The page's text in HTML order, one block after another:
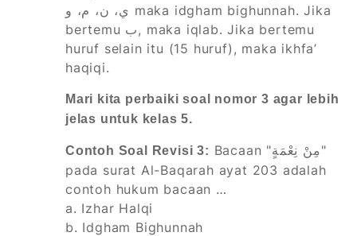
ي، ن، م، و maka idgham bighunnah. Jika
bertemu ب, maka iqlab. Jika bertemu
huruf selain itu (15 huruf), maka ikhfa’
haqiqi.
Mari kita perbaiki soal nomor 3 agar lebih
jelas untuk kelas 5.
Contoh Soal Revisi 3: Bacaan "مِنْ نِعْمَةٍ"
pada surat Al-Baqarah ayat 203 adalah
contoh hukum bacaan …
a. Izhar Halqi
b. Idgham Bighunnah